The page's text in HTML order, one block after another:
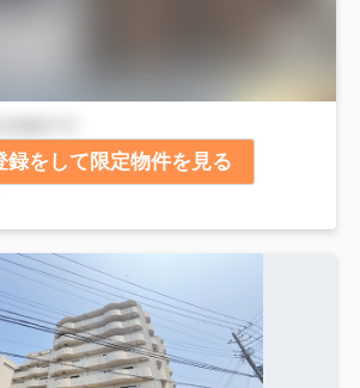
録をして限定物件を見る